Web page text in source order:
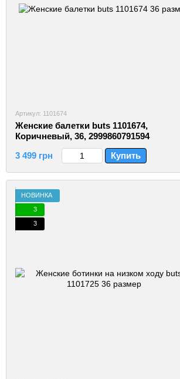
Артикул: 1101674
Женские балетки buts 1101674,
Коричневый, 36, 2999860791594
3 499 грн
Купить
НОВИНКА
3
3